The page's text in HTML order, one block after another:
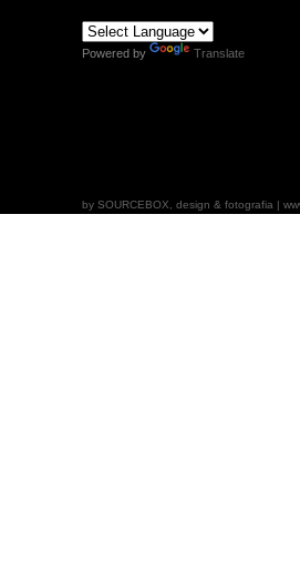
Powered by Translate
by SOURCEBOX, design & fotografia |